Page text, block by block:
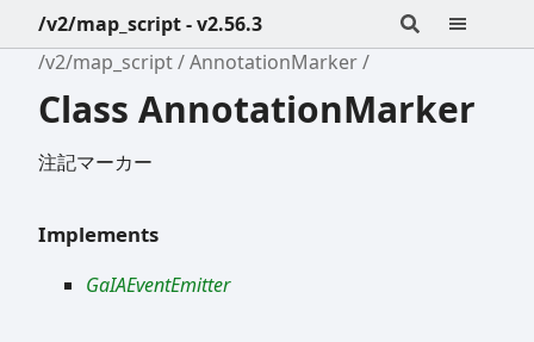
/v2/map_script - v2.56.3
/v2/map_script
AnnotationMarker
Class AnnotationMarker
注記マーカー
Implements
GaIAEventEmitter